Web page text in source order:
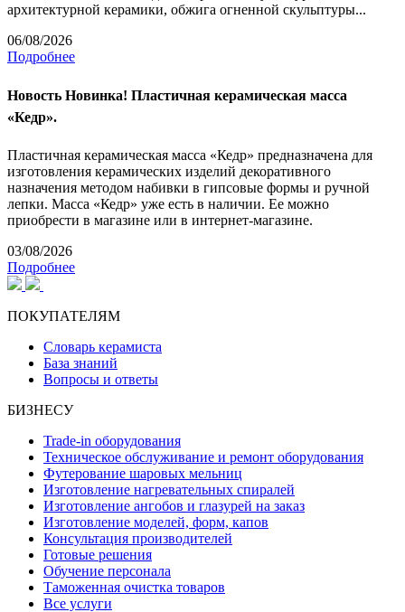
архитектурной керамики, обжига огненной скульптуры...
06/08/2026
Подробнее
Новость Новинка! Пластичная керамическая масса
«Кедр».
Пластичная керамическая масса «Кедр» предназначена для
изготовления керамических изделий декоративного
назначения методом набивки в гипсовые формы и ручной
лепки. Масса «Кедр» уже есть в наличии. Ее можно
приобрести в магазине или в интернет-магазине.
03/08/2026
Подробнее
ПОКУПАТЕЛЯМ
Словарь керамиста
База знаний
Вопросы и ответы
БИЗНЕСУ
Trade-in оборудования
Техническое обслуживание и ремонт оборудования
Футерование шаровых мельниц
Изготовление нагревательных спиралей
Изготовление ангобов и глазурей на заказ
Изготовление моделей, форм, капов
Консультация производителей
Готовые решения
Обучение персонала
Таможенная очистка товаров
Все услуги